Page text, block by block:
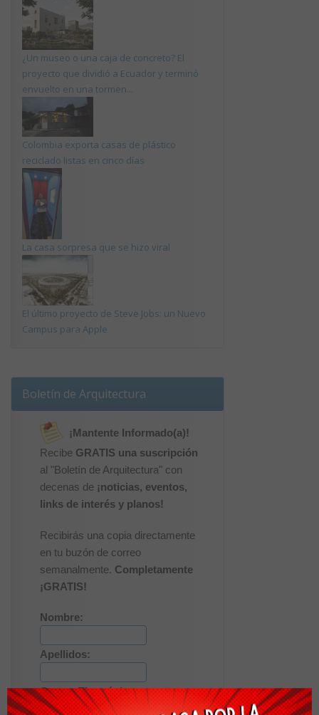
¿Un museo o una caja de concreto? El
proyecto que dividió a Ecuador y terminó
envuelto en una tormen...
Colombia exporta casas de plástico
reciclado listas en cinco días
La casa sorpresa que se hizo viral
El último proyecto de Steve Jobs: un Nuevo
Campus para Apple
Boletín de Arquitectura
¡Mantente Informado(a)!
Recibe GRATIS una suscripción
al "Boletín de Arquitectura" con
decenas de ¡noticias, eventos,
links de interés y planos!
Recibirás una copia directamente
en tu buzón de correo
semanalmente. Completamente
¡GRATIS!
Nombre:
Apellidos:
Correo Electrónico: